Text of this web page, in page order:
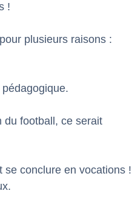
!
plusieurs raisons :
du football, ce serait
conclure en vocations !